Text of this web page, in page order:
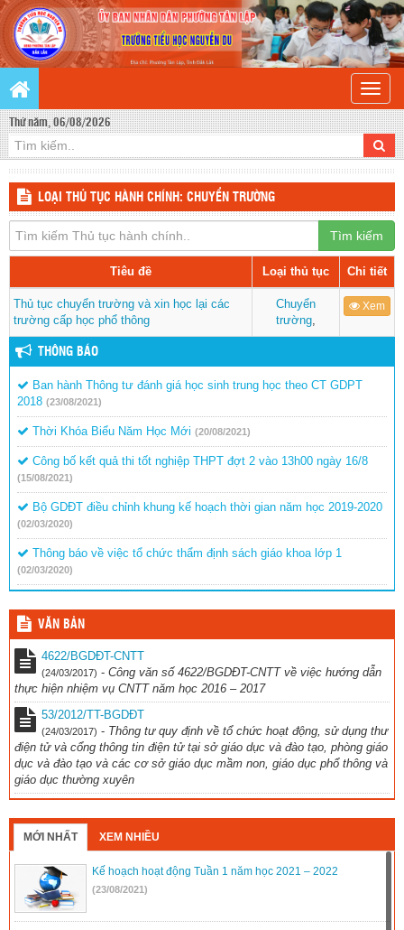
Toggle
Thứ năm, 06/08/2026
LOẠI THỦ TỤC HÀNH CHÍNH: CHUYỂN TRƯỜNG
Tìm kiếm
Tiêu đề Loại thủ tục Chi tiết
Thủ tục chuyển trường và xin học lại các
trường cấp học phổ thông
Chuyển
trường
Xem
THÔNG BÁO
Ban hành Thông tư đánh giá học sinh trung học theo CT GDPT
2018 (23/08/2021)
Thời Khóa Biểu Năm Học Mới (20/08/2021)
Công bố kết quả thi tốt nghiệp THPT đợt 2 vào 13h00 ngày 16/8
(15/08/2021)
Bộ GDĐT điều chỉnh khung kế hoạch thời gian năm học 2019-2020
(02/03/2020)
Thông báo về việc tổ chức thẩm định sách giáo khoa lớp 1
(02/03/2020)
VĂN BẢN
4622/BGDĐT-CNTT
(24/03/2017) - Công văn số 4622/BGDĐT-CNTT về việc hướng dẫn
thực hiện nhiệm vụ CNTT năm học 2016 – 2017
53/2012/TT-BGDĐT
(24/03/2017) - Thông tư quy định về tổ chức hoạt động, sử dụng thư
điện tử và cổng thông tin điện tử tại sở giáo dục và đào tạo, phòng giáo
dục và đào tạo và các cơ sở giáo dục mầm non, giáo dục phổ thông và
giáo dục thường xuyên
MỚI NHẤT XEM NHIỀU
Kế hoạch hoạt động Tuần 1 năm học 2021 – 2022
(23/08/2021)